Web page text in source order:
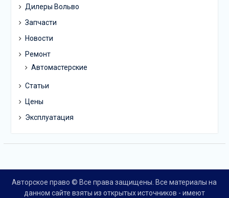
Дилеры Вольво
Запчасти
Новости
Ремонт
Автомастерские
Статьи
Цены
Эксплуатация
Авторское право © Все права защищены. Все материалы на
данном сайте взяты из открытых источников - имеют